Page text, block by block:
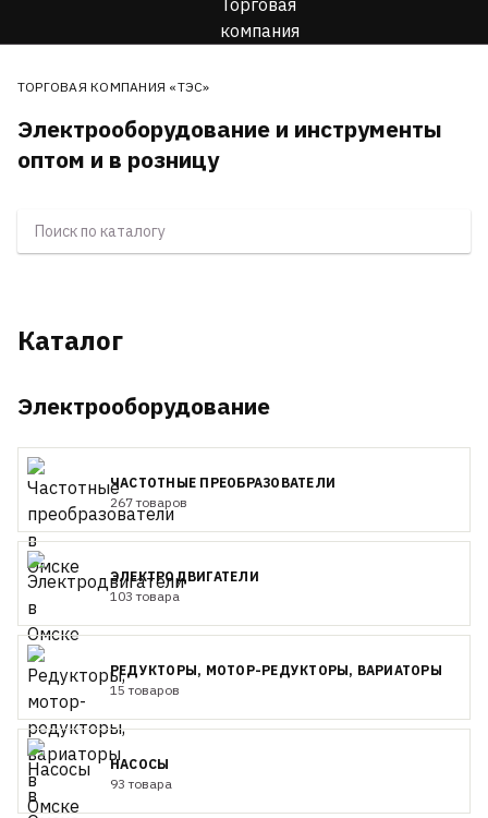
ТОРГОВАЯ КОМПАНИЯ «ТЭС»
Электрооборудование и инструменты
оптом и в розницу
Каталог
Электрооборудование
ЧАСТОТНЫЕ ПРЕОБРАЗОВАТЕЛИ
267 товаров
ЭЛЕКТРОДВИГАТЕЛИ
103 товара
РЕДУКТОРЫ, МОТОР-РЕДУКТОРЫ, ВАРИАТОРЫ
15 товаров
НАСОСЫ
93 товара